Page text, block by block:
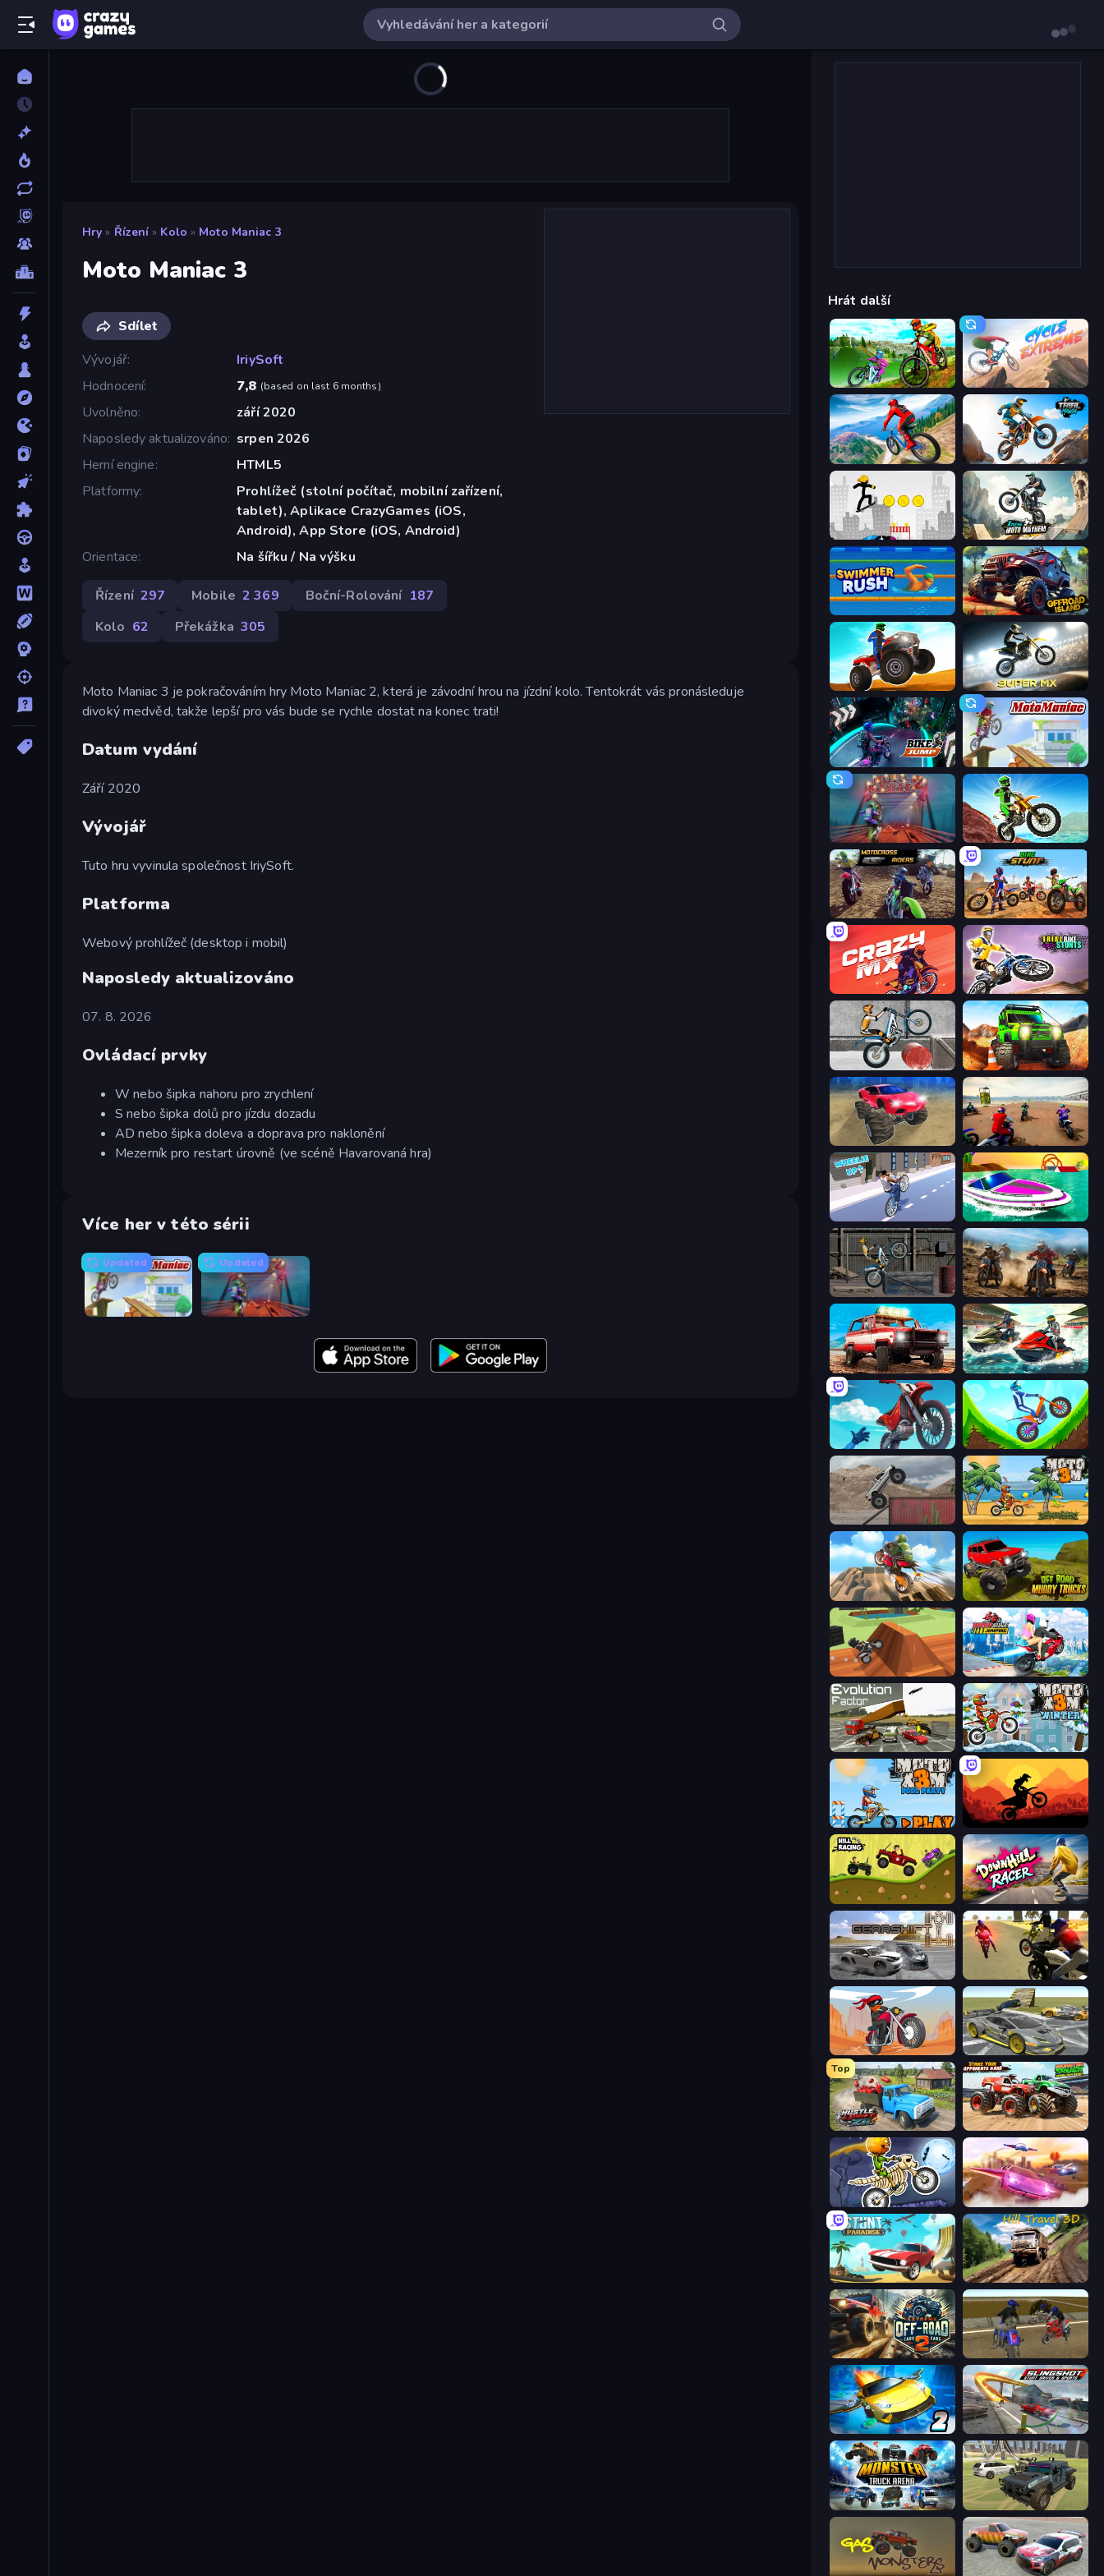
Hry » Řízení » Kolo » Moto Maniac 3
Moto Maniac 3
Sdílet
Vývojář
IriySoft
Hodnocení
7,8 (based on last 6 months)
Uvolněno
září 2020
Naposledy aktualizováno srpen 2026
Herní engine
HTML5
Platformy
Prohlížeč (stolní počítač, mobilní zařízení,
tablet), Aplikace CrazyGames (iOS,
Android), App Store (iOS, Android)
Orientace
Na šířku / Na výšku
Řízení 297 Mobile 2 369 Boční-Rolování 187
Kolo 62 Překážka 305
Moto Maniac 3 je pokračováním hry Moto Maniac 2, která je závodní hrou na jízdní kolo. Tentokrát vás pronásleduje
divoký medvěd, takže lepší pro vás bude se rychle dostat na konec trati!
Datum vydání
Září 2020
Vývojář
Tuto hru vyvinula společnost IriySoft.
Platforma
Webový prohlížeč (desktop i mobil)
Naposledy aktualizováno
07. 8. 2026
Ovládací prvky
W nebo šipka nahoru pro zrychlení
S nebo šipka dolů pro jízdu dozadu
AD nebo šipka doleva a doprava pro naklonění
Mezerník pro restart úrovně (ve scéně Havarovaná hra)
Více her v této sérii
Updated
Moto Maniac
Updated
Moto Maniac 2
Hrát další
MX Offroad Master Cycle Extreme
Riders Downhill Racing Trial Mania
Stickman Skate: 360 Epic City Xtreme Moto Mayhem
Offroad Island
ATV Ultimate Offroad Super MX - Last Season
Bike Jump Moto Maniac
Moto Maniac 2 Dirt Bike Mad Skills
MotoCross Riders Bike Stunts Race Bike Games 3D
Crazy MX Trial Bike Epic Stunts
Trials Ice Ride Offroad Life 3D
Super MX - The Champion
Wheelie Up Jet Boat Racing
Trials Ride Motocross Dirt Bike Race Games
Offroad Masters Challenge Jetski Race
Airborne Motocross Hill Climb on Moto Bike
Hard Wheels Moto X3M
Cartoon Moto Stunt Offroad Muddy Trucks
Blocky Trials Ramp Bike Jumping
Evolution Factor Moto X3M 4 Winter
Moto X3M 5: Pool Party Sunset Bike Racing
Hill Racing Downhill Racer
Gearshift One 3D Moto Simulator 2
Stickman Moto Race Extreme Wrong Way
Top
Hustle & Drift in ZIL Monster Truck Demolition Derby
Moto X3M 6: Spooky Land Ultimate Flying Car
Stunt Paradise Hill Travel 3D
Extreme Offroad Cars 2 Crazy Moto Stunts
Ultimate Flying Car 2 Slingshot Stunt Driver & Sport
Monster Truck Arena 4x4 Offroader